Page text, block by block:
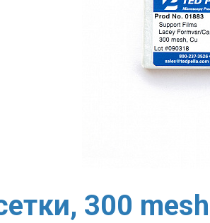
300